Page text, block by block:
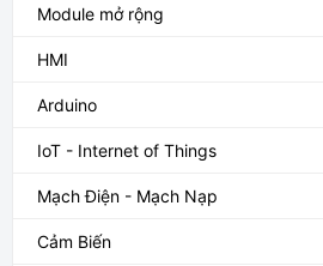
Module mở rộng
HMI
Arduino
IoT - Internet of Things
Mạch Điện - Mạch Nạp
Cảm Biến